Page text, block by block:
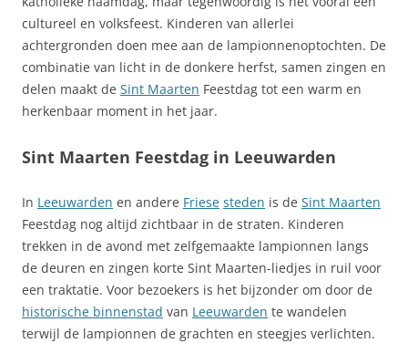
cultureel en volksfeest. Kinderen van allerlei
achtergronden doen mee aan de lampionnenoptochten. De
combinatie van licht in de donkere herfst, samen zingen en
delen maakt de Sint Maarten Feestdag tot een warm en
herkenbaar moment in het jaar.
Sint Maarten Feestdag in Leeuwarden
In Leeuwarden en andere Friese steden is de Sint Maarten
Feestdag nog altijd zichtbaar in de straten. Kinderen
trekken in de avond met zelfgemaakte lampionnen langs
de deuren en zingen korte Sint Maarten-liedjes in ruil voor
een traktatie. Voor bezoekers is het bijzonder om door de
historische binnenstad van Leeuwarden te wandelen
terwijl de lampionnen de grachten en steegjes verlichten.